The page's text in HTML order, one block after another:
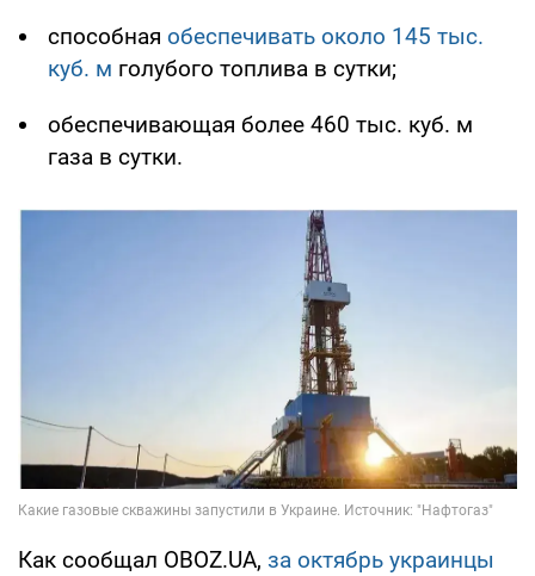
способная обеспечивать около 145 тыс.
куб. м голубого топлива в сутки;
обеспечивающая более 460 тыс. куб. м
газа в сутки.
Как сообщал OBOZ.UA, за октябрь украинцы